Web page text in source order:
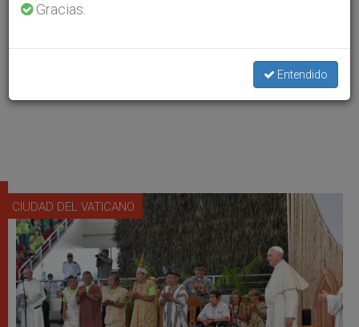
CIUDAD DEL VATICANO
Gracias.
Entendido